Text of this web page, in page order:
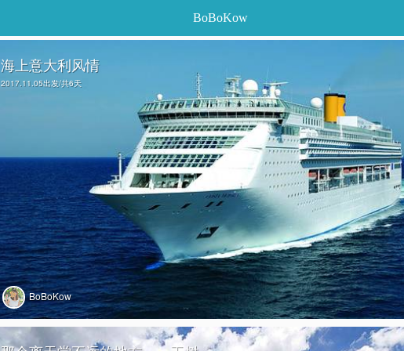
BoBoKow
海上意大利风情
2017.11.05出发/共6天
BoBoKow